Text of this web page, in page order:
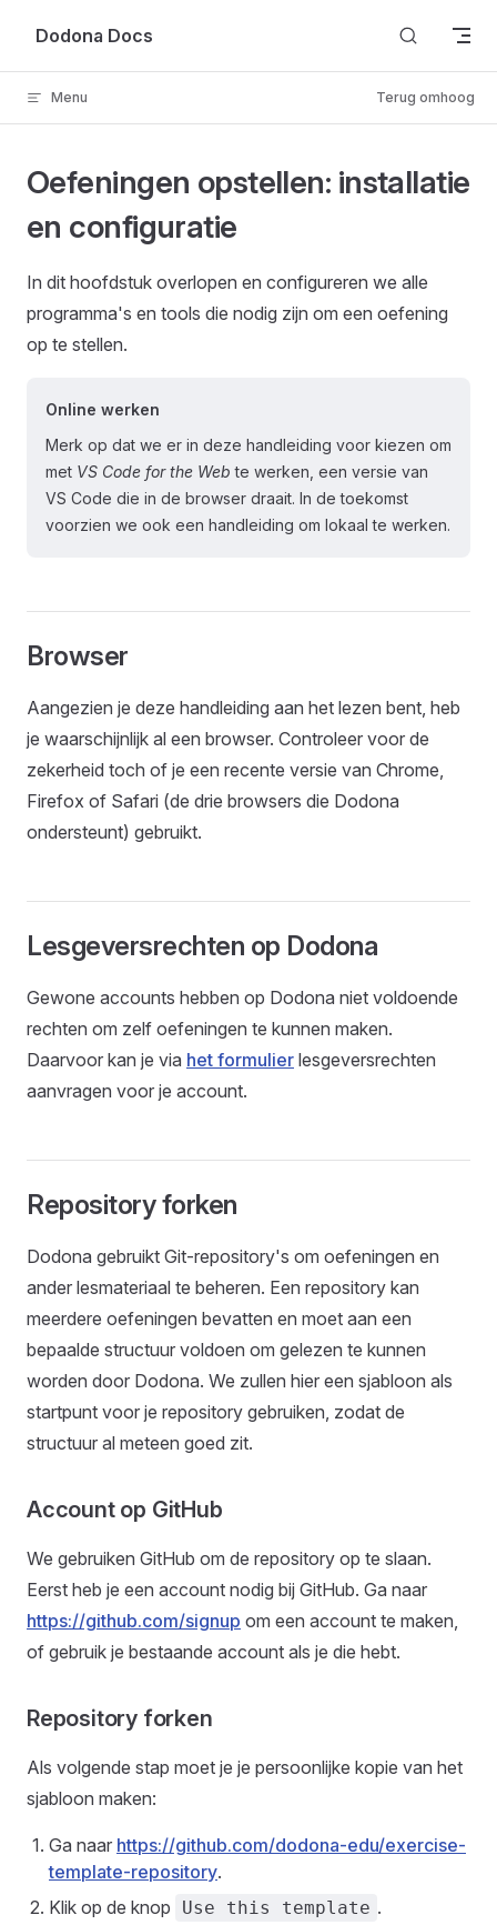
Skip to content
Dodona Docs
Menu Terug omhoog
Oefeningen opstellen: installatie
en configuratie
In dit hoofdstuk overlopen en configureren we alle
programma's en tools die nodig zijn om een oefening
op te stellen.
Online werken
Merk op dat we er in deze handleiding voor kiezen om
met VS Code for the Web te werken, een versie van
VS Code die in de browser draait. In de toekomst
voorzien we ook een handleiding om lokaal te werken.
Browser
Aangezien je deze handleiding aan het lezen bent, heb
je waarschijnlijk al een browser. Controleer voor de
zekerheid toch of je een recente versie van Chrome,
Firefox of Safari (de drie browsers die Dodona
ondersteunt) gebruikt.
Lesgeversrechten op Dodona
Gewone accounts hebben op Dodona niet voldoende
rechten om zelf oefeningen te kunnen maken.
Daarvoor kan je via het formulier lesgeversrechten
aanvragen voor je account.
Repository forken
Dodona gebruikt Git-repository's om oefeningen en
ander lesmateriaal te beheren. Een repository kan
meerdere oefeningen bevatten en moet aan een
bepaalde structuur voldoen om gelezen te kunnen
worden door Dodona. We zullen hier een sjabloon als
startpunt voor je repository gebruiken, zodat de
structuur al meteen goed zit.
Account op GitHub
We gebruiken GitHub om de repository op te slaan.
Eerst heb je een account nodig bij GitHub. Ga naar
https://github.com/signup om een account te maken,
of gebruik je bestaande account als je die hebt.
Repository forken
Als volgende stap moet je je persoonlijke kopie van het
sjabloon maken:
Ga naar https://github.com/dodona-edu/exercise-
template-repository.
Klik op de knop
Use this template .